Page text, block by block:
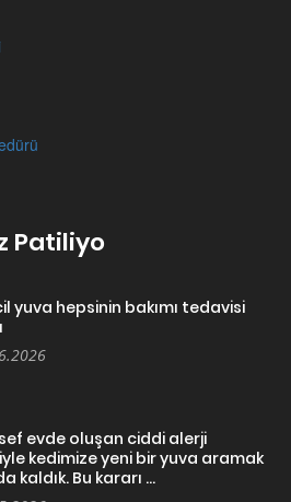
Patiliyo
yuva hepsinin bakımı tedavisi
evde oluşan ciddi alerji
kedimize yeni bir yuva aramak
kaldık. Bu kararı ...